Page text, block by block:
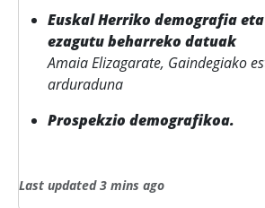
Euskal Herriko demografia
ezagutu beharreko datuak
Amaia Elizagarate, Gaindegiako
arduraduna
Prospekzio demografikoa.
Last updated 3 mins ago